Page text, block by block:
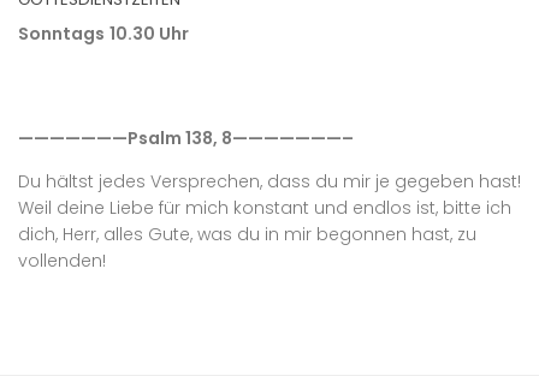
Sonntags 10.30 Uhr
———————Psalm 138, 8———————–
Du hältst jedes Versprechen, dass du mir je gegeben hast!
Weil deine Liebe für mich konstant und endlos ist, bitte ich
dich, Herr, alles Gute, was du in mir begonnen hast, zu
vollenden!